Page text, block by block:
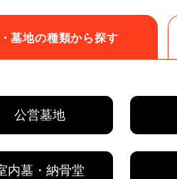
墓地の種類から探す
公営墓地
内墓・納骨堂